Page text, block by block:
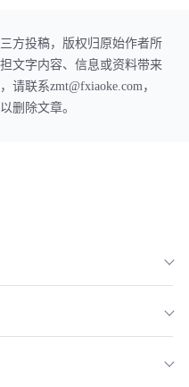
方投稿，版权归原始作者所
文字内容、信息或资料带来
联系zmt@fxiaoke.com，
删除文章。